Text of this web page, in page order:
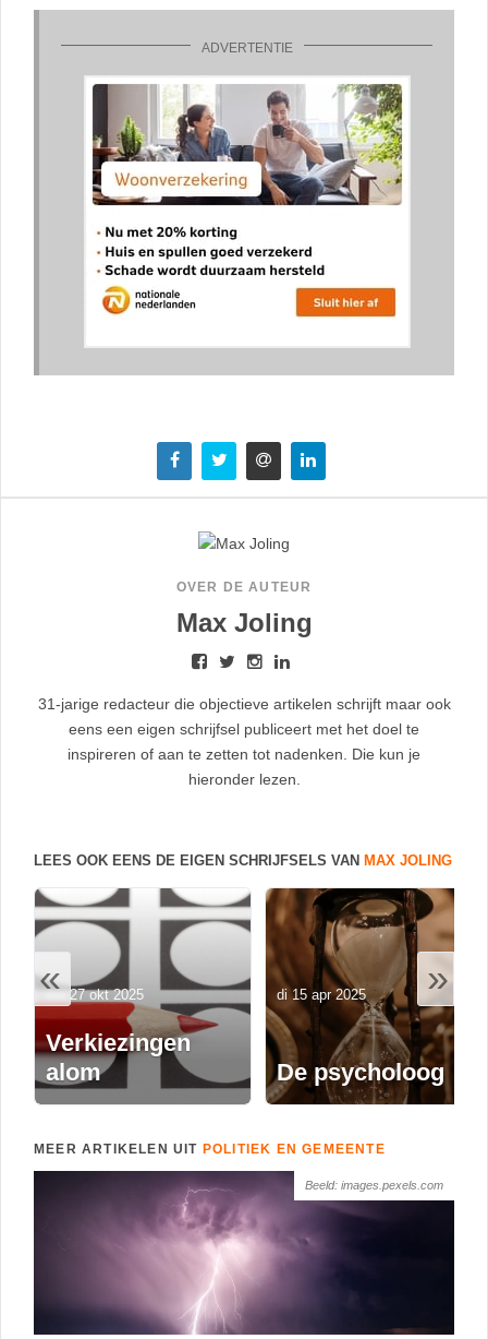
OVER DE AUTEUR
Max Joling
31-jarige redacteur die objectieve artikelen schrijft maar ook
eens een eigen schrijfsel publiceert met het doel te
inspireren of aan te zetten tot nadenken. Die kun je
hieronder lezen.
LEES OOK EENS DE EIGEN SCHRIJFSELS VAN MAX JOLING
«
Verkiezingen
alom
ma 27 okt 2025
De psycholoog
di 15 apr 2025 »
MEER ARTIKELEN UIT POLITIEK EN GEMEENTE
Beeld: images.pexels.com